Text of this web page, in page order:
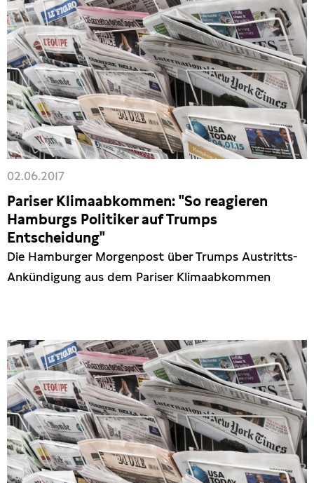
02.06.2017
Pariser Klimaabkommen: "So reagieren
Hamburgs Politiker auf Trumps
Entscheidung"
Die Hamburger Morgenpost über Trumps Austritts-
Ankündigung aus dem Pariser Klimaabkommen